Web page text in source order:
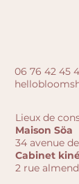
06 76 42 45
Lieux de
Maison Söa
34 avenue
Cabinet k
2 rue